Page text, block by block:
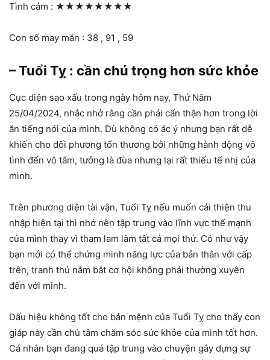
Tình cảm : ★★★★★★★★
Con số may mắn : 38 , 91 , 59
– Tuổi Tỵ : cần chú trọng hơn sức khỏe
Cục diện sao xấu trong ngày hôm nay, Thứ Năm
25/04/2024, nhắc nhở rằng cần phải cẩn thận hơn trong lời
ăn tiếng nói của mình. Dù không có ác ý nhưng bạn rất dễ
khiến cho đối phương tổn thương bởi những hành động vô
tình đến vô tâm, tưởng là đùa nhưng lại rất thiếu tế nhị của
mình.
Trên phương diện tài vận, Tuổi Tỵ nếu muốn cải thiện thu
nhập hiện tại thì nhớ nên tập trung vào lĩnh vực thế mạnh
của mình thay vì tham lam làm tất cả mọi thứ. Có như vậy
bạn mới có thể chứng minh năng lực của bản thân với cấp
trên, tranh thủ nắm bắt cơ hội không phải thường xuyên
đến với mình.
Dấu hiệu không tốt cho bản mệnh của Tuổi Tỵ cho thấy con
giáp này cần chú tâm chăm sóc sức khỏe của mình tốt hơn.
Cá nhân bạn đang quá tập trung vào chuyện gây dựng sự